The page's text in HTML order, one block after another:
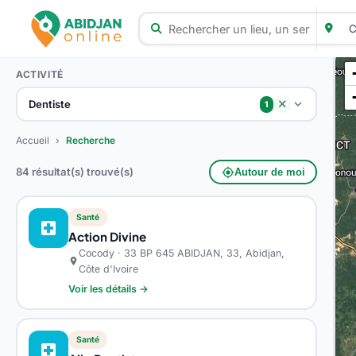
ACTIVITÉ
Dentiste 1 close
Accueil › Recherche
84 résultat(s) trouvé(s) my_locationAutour de moi
local_hospital
Santé
Action Divine
location_on
Cocody · 33 BP 645 ABIDJAN, 33, Abidjan,
Côte d'Ivoire
Voir les détails →
local_hospital
Santé